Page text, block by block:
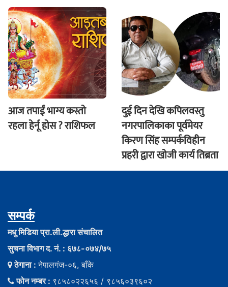
आज तपाईं भाग्य कस्ताे
रहला हेर्नू हाेस ? राशिफल
दुई दिन देखि कपिलवस्तु
नगरपालिकाका पूर्वमेयर
किरण सिंह सम्पर्कविहीन
प्रहरी द्वारा खाेजी कार्य तिब्रता
सम्पर्क
मधु मिडिया प्रा.ली.द्धारा संचालित
सुचना विभाग द. नं. : ६७८-०७४/७५
ठेगाना :नेपालगंज-०६, बाँके
फोन नम्बर : ९८५८०२२६५६ / ९८५६०३९६०२